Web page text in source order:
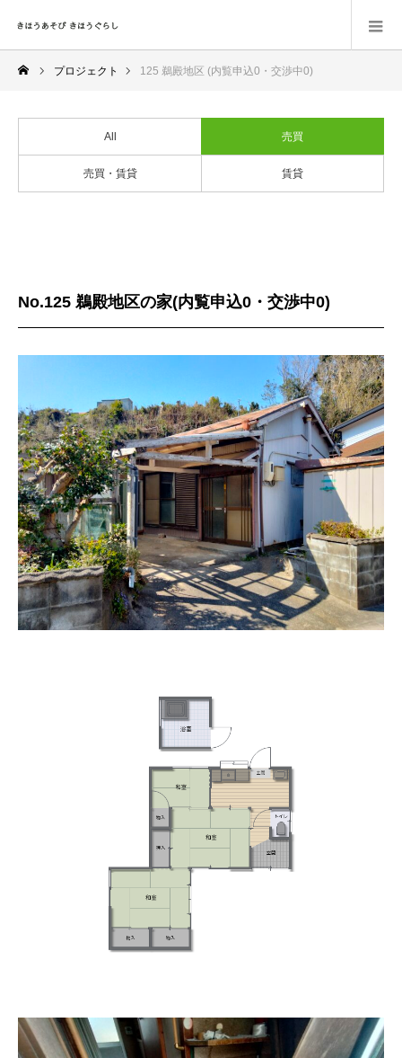
プロジェクト 125 鵜殿地区 (内覧申込0・交渉中0)
All 売買
売買・賃貸 賃貸
No.125 鵜殿地区の家(内覧申込0・交渉中0)